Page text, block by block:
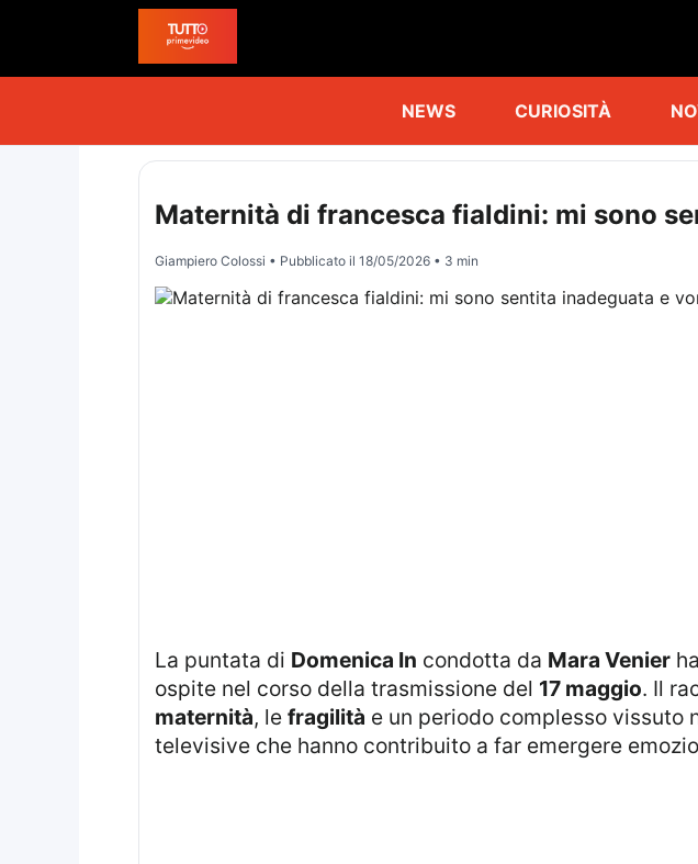
NEWS CURIOSITÀ
Maternità di francesca fialdini: mi sono
Giampiero Colossi • Pubblicato il 18/05/2026• 3 min
La puntata di Domenica In condotta da Mara Venier
ospite nel corso della trasmissione del 17 maggio. Il
maternità, le fragilità e un periodo complesso vissuto
televisive che hanno contribuito a far emergere